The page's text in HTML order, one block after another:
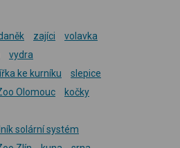
zajíci
volavka
vydra
ke kurníku
slepice
Olomouc
kočky
solární systém